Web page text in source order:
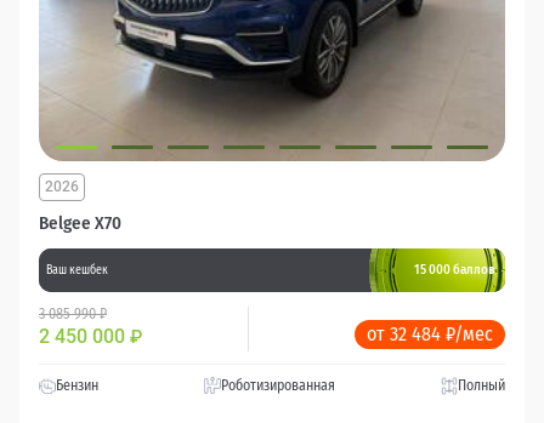
Belgee X70
2026
Ваш кешбек 15 000 баллов
3 085 990 ₽
2 450 000 ₽ от 32 484 ₽/мес
Бензин Роботизированная Полный